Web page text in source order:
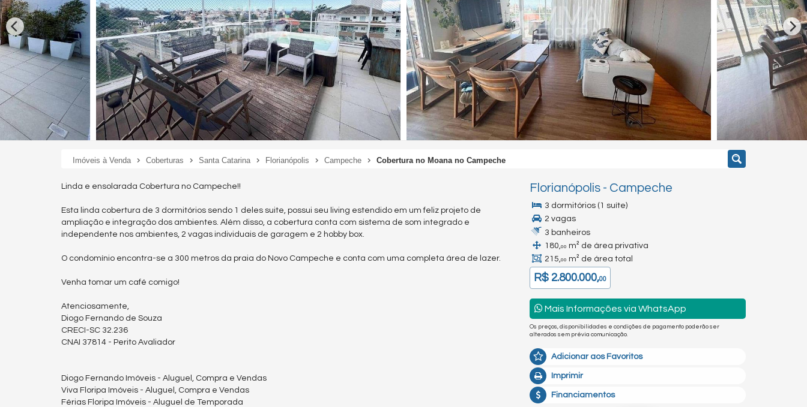
Imóveis à Venda Coberturas Santa Catarina Florianópolis Campeche Cobertura no Moana no Campeche
Linda e ensolarada Cobertura no Campeche!!
Esta linda cobertura de 3 dormitórios sendo 1 deles suite, possui seu living estendido em um feliz projeto de
ampliação e integração dos ambientes. Além disso, a cobertura conta com sistema de som integrado e
independente nos ambientes, 2 vagas individuais de garagem e 2 hobby box.
O condomínio encontra-se a 300 metros da praia do Novo Campeche e conta com uma completa área de lazer.
Venha tomar um café comigo!
Atenciosamente,
Diogo Fernando de Souza
CRECI-SC 32.236
CNAI 37814 - Perito Avaliador
Diogo Fernando Imóveis - Aluguel, Compra e Vendas
Viva Floripa Imóveis - Aluguel, Compra e Vendas
Férias Floripa Imóveis - Aluguel de Temporada
Florianópolis - Campeche
3 dormitórios (1 suíte)
2 vagas
3 banheiros
180,00 m² de área privativa
215,00 m² de área total
R$ 2.800.000,00
Mais Informações via WhatsApp
Os preços, disponibilidades e condições de pagamento poderão ser
alterados sem prévia comunicação.
Adicionar aos Favoritos
Imprimir
Financiamentos